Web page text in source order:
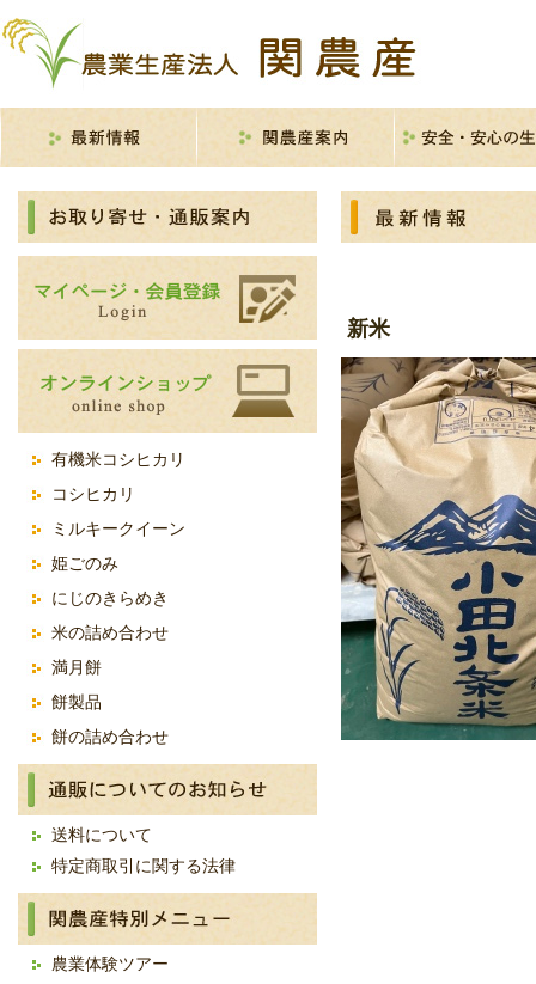
イン
有機米コシヒカリ
コシヒカリ
ミルキークイーン
姫ごのみ
にじのきらめき
米の詰め合わせ
満月餅
餅製品
餅の詰め合わせ
送料について
特定商取引に関する法律
農業体験ツアー
新米